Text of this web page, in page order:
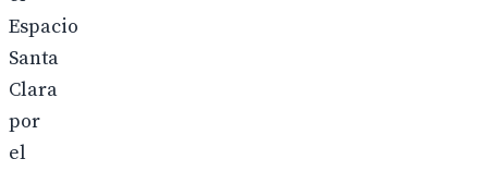
Espacio
Santa
Clara
por
el